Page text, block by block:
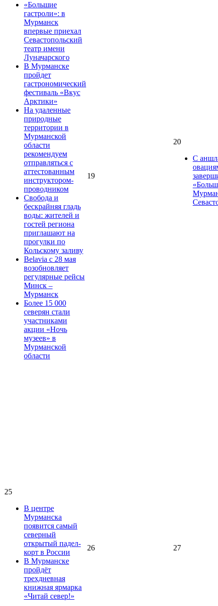
«Большие
гастроли»: в
Мурманск
впервые приехал
Севастопольский
театр имени
Луначарского
В Мурманске
пройдет
гастрономический
фестиваль «Вкус
Арктики»
На удаленные
природные
территории в
Мурманской
области
рекомендуем
отправляться с
аттестованным
инструктором-
проводником
Свобода и
бескрайняя гладь
воды: жителей и
гостей региона
приглашают на
прогулки по
Кольскому заливу
Belavia с 28 мая
возобновляет
регулярные рейсы
Минск –
Мурманск
Более 15 000
северян стали
участниками
акции «Ночь
музеев» в
Мурманской
области
19
20
С
25
В центре
Мурманска
появится самый
северный
открытый падел-
корт в России
В Мурманске
пройдёт
трехдневная
книжная ярмарка
«Читай север!»
26 27